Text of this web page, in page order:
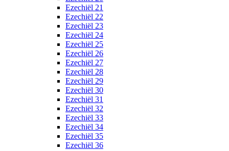
Ezechiël 21
Ezechiël 22
Ezechiël 23
Ezechiël 24
Ezechiël 25
Ezechiël 26
Ezechiël 27
Ezechiël 28
Ezechiël 29
Ezechiël 30
Ezechiël 31
Ezechiël 32
Ezechiël 33
Ezechiël 34
Ezechiël 35
Ezechiël 36